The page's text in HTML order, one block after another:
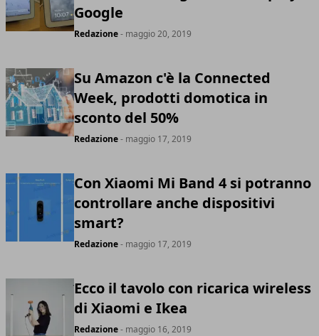
Google
Redazione- maggio 20, 2019
Su Amazon c'è la Connected
Week, prodotti domotica in
sconto del 50%
Redazione- maggio 17, 2019
Con Xiaomi Mi Band 4 si potranno
controllare anche dispositivi
smart?
Redazione- maggio 17, 2019
Ecco il tavolo con ricarica wireless
di Xiaomi e Ikea
Redazione- maggio 16, 2019